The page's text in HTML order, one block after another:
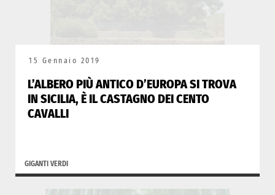
15 Gennaio 2019
L’ALBERO PIÙ ANTICO D’EUROPA SI TROVA
IN SICILIA, È IL CASTAGNO DEI CENTO
CAVALLI
GIGANTI VERDI